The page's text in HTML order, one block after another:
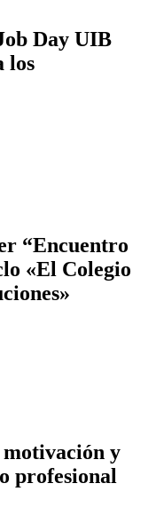
Day UIB
los
“Encuentro
«El Colegio
motivación y
profesional